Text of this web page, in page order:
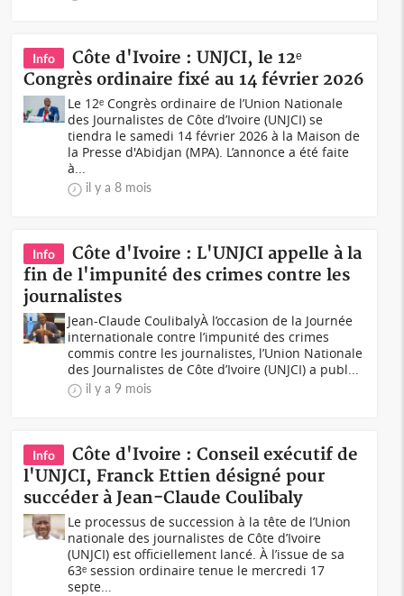
Info
Côte d'Ivoire : UNJCI, le 12ᵉ
Congrès ordinaire fixé au 14 février 2026
Le 12ᵉ Congrès ordinaire de l’Union Nationale
des Journalistes de Côte d’Ivoire (UNJCI) se
tiendra le samedi 14 février 2026 à la Maison de
la Presse d'Abidjan (MPA). L’annonce a été faite
à...
il y a 8 mois
Info
Côte d'Ivoire : L'UNJCI appelle à la
fin de l'impunité des crimes contre les
journalistes
Jean-Claude CoulibalyÀ l’occasion de la Journée
internationale contre l’impunité des crimes
commis contre les journalistes, l’Union Nationale
des Journalistes de Côte d’Ivoire (UNJCI) a publ...
il y a 9 mois
Info
Côte d'Ivoire : Conseil exécutif de
l'UNJCI, Franck Ettien désigné pour
succéder à Jean-Claude Coulibaly
Le processus de succession à la tête de l’Union
nationale des journalistes de Côte d’Ivoire
(UNJCI) est officiellement lancé. À l’issue de sa
63ᵉ session ordinaire tenue le mercredi 17
septe...